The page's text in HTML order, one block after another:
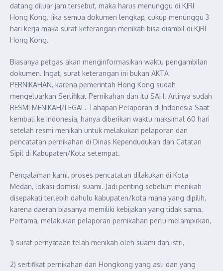
datang diluar jam tersebut, maka harus menunggu di KJRI
Hong Kong. Jika semua dokumen lengkap, cukup menunggu 3
hari kerja maka surat keterangan menikah bisa diambil di KJRI
Hong Kong.
Biasanya petgas akan menginformasikan waktu pengambilan
dokumen. Ingat, surat keterangan ini bukan AKTA
PERNIKAHAN, karena pemerintah Hong Kong sudah
mengeluarkan Sertifikat Pernikahan dan itu SAH. Artinya sudah
RESMI MENIKAH/LEGAL. Tahapan Pelaporan di Indonesia Saat
kembali ke Indonesia, hanya diberikan waktu maksimal 60 hari
setelah resmi menikah untuk melakukan pelaporan dan
pencatatan pernikahan di Dinas Kependudukan dan Catatan
Sipil di Kabupaten/Kota setempat.
Pengalaman kami, proses pencatatan dilakukan di Kota
Medan, lokasi domisili suami. Jadi penting sebelum menikah
disepakati terlebih dahulu kabupaten/kota mana yang dipilih,
karena daerah biasanya memiliki kebijakan yang tidak sama.
Pertama, melakukan pelaporan pernikahan perlu melampirkan,
1) surat pernyataan telah menikah oleh suami dan istri,
2) sertifikat pernikahan dari Hongkong yang asli dan yang